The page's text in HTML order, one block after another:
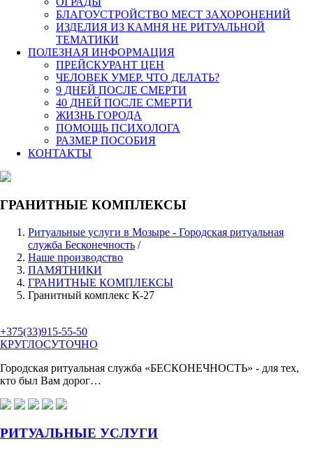
БЛАГОУСТРОЙСТВО МЕСТ ЗАХОРОНЕНИЙ
ИЗДЕЛИЯ ИЗ КАМНЯ НЕ РИТУАЛЬНОЙ
ТЕМАТИКИ
ПОЛЕЗНАЯ ИНФОРМАЦИЯ
ПРЕЙСКУРАНТ ЦЕН
ЧЕЛОВЕК УМЕР. ЧТО ДЕЛАТЬ?
9 ДНЕЙ ПОСЛЕ СМЕРТИ
40 ДНЕЙ ПОСЛЕ СМЕРТИ
ЖИЗНЬ ГОРОДА
ПОМОЩЬ ПСИХОЛОГА
РАЗМЕР ПОСОБИЯ
КОНТАКТЫ
ГРАНИТНЫЕ КОМПЛЕКСЫ
Ритуальные услуги в Мозыре - Городская ритуальная
служба Бесконечность /
Наше производство
ПАМЯТНИКИ
ГРАНИТНЫЕ КОМПЛЕКСЫ
Гранитный комплекс К-27
+375(33)915-55-50
КРУГЛОСУТОЧНО
Городская ритуальная служба «БЕСКОНЕЧНОСТЬ» - для тех,
кто был Вам дорог…
РИТУАЛЬНЫЕ УСЛУГИ